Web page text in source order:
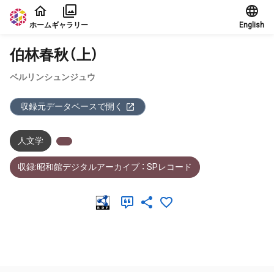
本文に飛ぶ
ホームギャラリー English
伯林春秋（上）
ベルリンシュンジュウ
収録元データベースで開く
人文学
収録:昭和館デジタルアーカイブ ： SPレコード